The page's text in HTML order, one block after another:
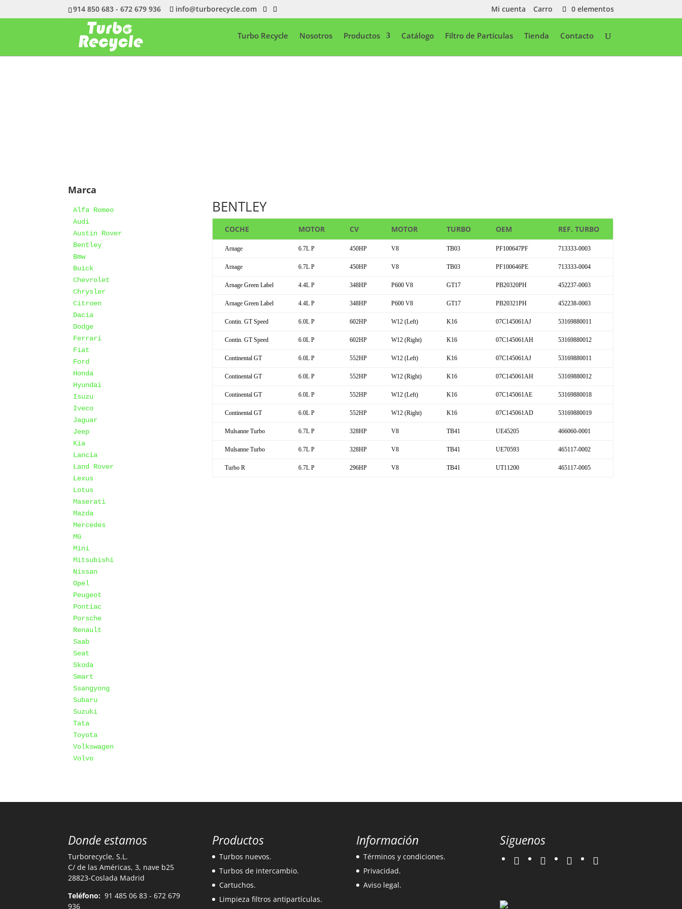
914 850 683 - 672 679 936 info@turborecycle.com Mi cuenta Carro 0 elementos
Turbo Recycle Nosotros Productos Catálogo Filtro de Partículas Tienda Contacto
Marca
Alfa Romeo
Audi
Austin Rover
Bentley
Bmw
Buick
Chevrolet
Chrysler
Citroen
Dacia
Dodge
Ferrari
Fiat
Ford
Honda
Hyundai
Isuzu
Iveco
Jaguar
Jeep
Kia
Lancia
Land Rover
Lexus
Lotus
Maserati
Mazda
Mercedes
MG
Mini
Mitsubishi
Nissan
Opel
Peugeot
Pontiac
Porsche
Renault
Saab
Seat
Skoda
Smart
Ssangyong
Subaru
Suzuki
Tata
Toyota
Volkswagen
Volvo
BENTLEY
COCHE MOTOR CV MOTOR TURBO OEM REF. TURBO
Arnage 6.7L P 450HP V8 TB03 PF100647PF 713333-0003
Arnage 6.7L P 450HP V8 TB03 PF100646PE 713333-0004
Arnage Green Label 4.4L P 348HP P600 V8 GT17 PB20320PH 452237-0003
Arnage Green Label 4.4L P 348HP P600 V8 GT17 PB20321PH 452238-0003
Contin. GT Speed 6.0L P 602HP W12 (Left) K16 07C145061AJ 53169880011
Contin. GT Speed 6.0L P 602HP W12 (Right) K16 07C145061AH 53169880012
Continental GT 6.0L P 552HP W12 (Left) K16 07C145061AJ 53169880011
Continental GT 6.0L P 552HP W12 (Right) K16 07C145061AH 53169880012
Continental GT 6.0L P 552HP W12 (Left) K16 07C145061AE 53169880018
Continental GT 6.0L P 552HP W12 (Right) K16 07C145061AD 53169880019
Mulsanne Turbo 6.7L P 328HP V8 TB41 UE45205 466060-0001
Mulsanne Turbo 6.7L P 328HP V8 TB41 UE70593 465117-0002
Turbo R 6.7L P 296HP V8 TB41 UT11200 465117-0005
Donde estamos
Turborecycle, S.L.
C/ de las Américas, 3, nave b25
28823-Coslada Madrid
Teléfono: 91 485 06 83 - 672 679
936
Productos
Turbos nuevos.
Turbos de intercambio.
Cartuchos.
Limpieza filtros antipartículas.
Información
Términos y condiciones.
Privacidad.
Aviso legal.
Siguenos
twitter instagramfacebook google